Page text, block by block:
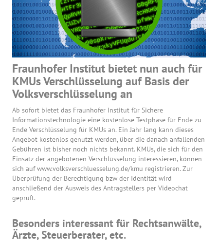
Fraunhofer Institut bietet nun auch für
KMUs Verschlüsselung auf Basis der
Volksverschlüsselung an
Ab sofort bietet das Fraunhofer Institut für Sichere
Informationstechnologie eine kostenlose Testphase für Ende zu
Ende Verschlüsselung für KMUs an. Ein Jahr lang kann dieses
Angebot kostenlos genutzt werden, über die danach anfallenden
Gebühren ist bisher noch nichts bekannt. KMUs, die sich für den
Einsatz der angebotenen Verschlüsselung interessieren, können
sich auf www.volksverschluesselung.de/kmu registrieren. Zur
Überprüfung der Berechtigung bzw der Identität wird
anschließend der Ausweis des Antragstellers per Videochat
geprüft.
Besonders interessant für Rechtsanwälte,
Ärzte, Steuerberater, etc.